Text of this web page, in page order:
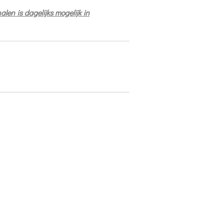
is dagelijks mogelijk in